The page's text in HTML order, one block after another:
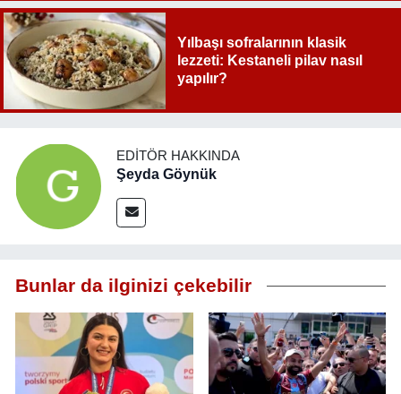
Yılbaşı sofralarının klasik
lezzeti: Kestaneli pilav nasıl
yapılır?
EDITÖR HAKKINDA
Şeyda Göynük
Bunlar da ilginizi çekebilir